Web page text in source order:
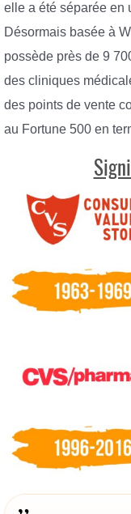
elle a été séparée en
Désormais basée à
possède près de 9
des cliniques
des points de vente
au Fortune 500 en